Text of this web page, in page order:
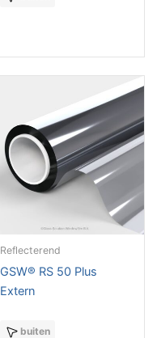
Reflecterend
GSW® RS 50 Plus
Extern
buiten